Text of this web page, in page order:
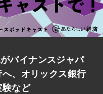
バイナンスジャパ
、オリックス銀行
など